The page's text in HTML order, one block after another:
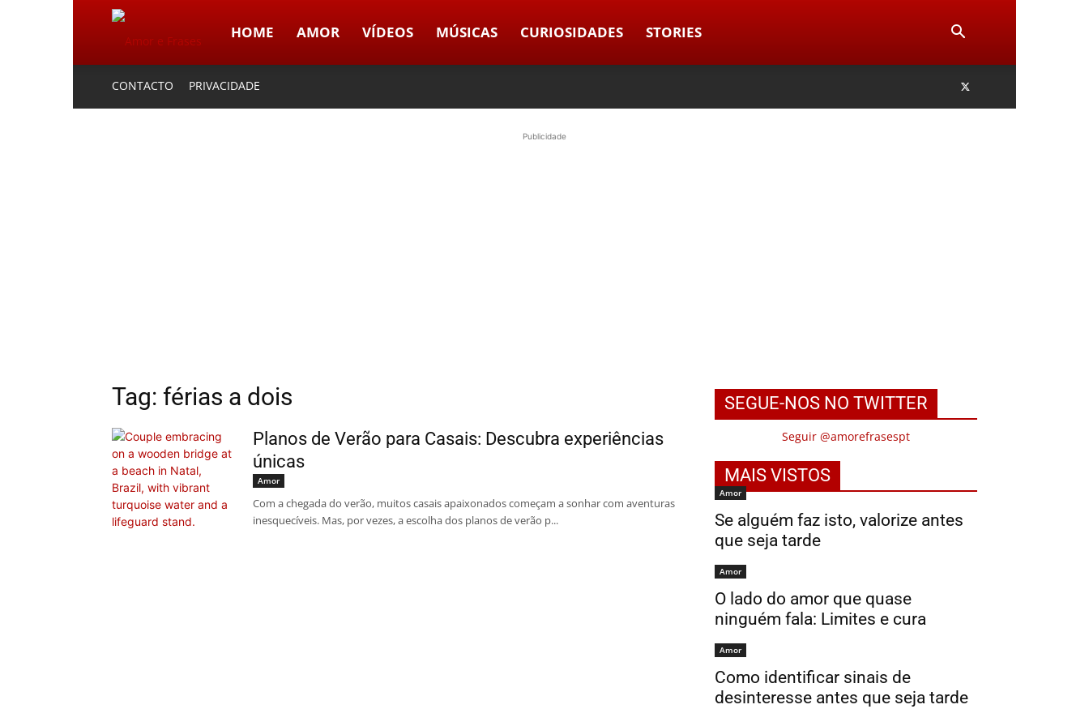
Amor
HOME AMOR VÍDEOS MÚSICAS CURIOSIDADES STORIES
CONTACTO PRIVACIDADE
Publicidade
Tag: férias a dois
Planos de Verão para Casais: Descubra experiências
únicas
Amor
Com a chegada do verão, muitos casais apaixonados começam a sonhar com aventuras
inesquecíveis. Mas, por vezes, a escolha dos planos de verão p...
SEGUE-NOS NO TWITTER
Seguir @amorefrasespt
MAIS VISTOS
Amor
Se alguém faz isto, valorize antes
que seja tarde
Amor
O lado do amor que quase
ninguém fala: Limites e cura
Amor
Como identificar sinais de
desinteresse antes que seja tarde